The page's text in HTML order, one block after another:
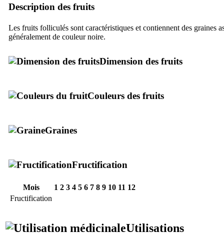
Description des fruits
Les fruits folliculés sont caractéristiques et contiennent des graines
généralement de couleur noire.
Dimension des fruits
Couleurs des fruits
Graines
Fructification
Mois 1 2 3 4 5 6 7 8 9 10 11 12
Fructification
Utilisations